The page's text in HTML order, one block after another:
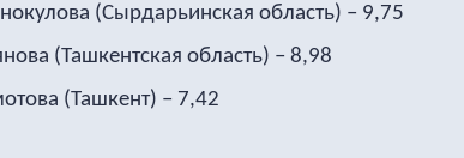
(Сырдарьинская область) – 9,75
(Ташкентская область) – 8,98
(Ташкент) – 7,42